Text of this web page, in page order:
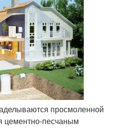
просмоленной
цементно-песчаным